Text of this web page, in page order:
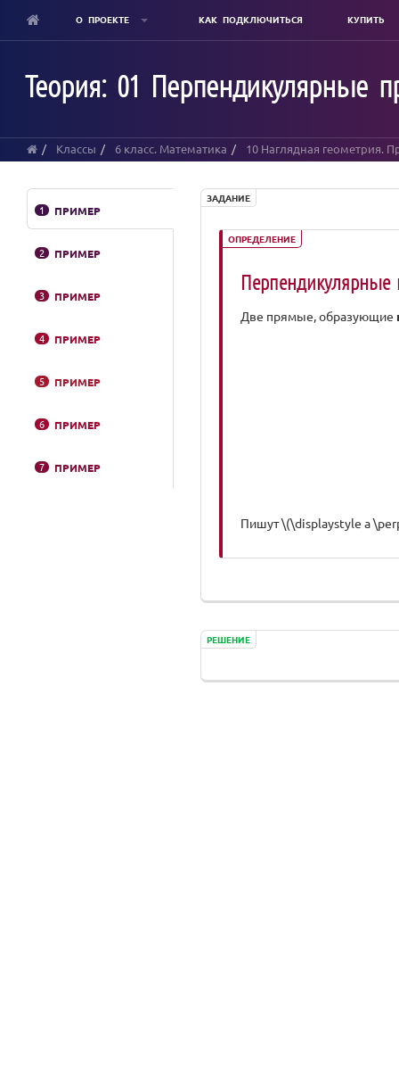
content
О ПРОЕКТЕ КАК ПОДКЛЮЧИТЬСЯ КУПИТЬ
Теория: 01 Перпендикулярные
Классы 6 класс. Математика 10 Наглядная геометрия.
1 ПРИМЕР
2 ПРИМЕР
3 ПРИМЕР
4 ПРИМЕР
5 ПРИМЕР
6 ПРИМЕР
7 ПРИМЕР
ЗАДАНИЕ
ОПРЕДЕЛЕНИЕ
Две прямые, образующие
Пишут \(\displaystyle a
РЕШЕНИЕ